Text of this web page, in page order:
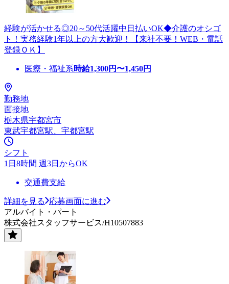
経験が活かせる◎20～50代活躍中日払いOK◆介護のオシゴ
ト！実務経験1年以上の方大歓迎！【来社不要！WEB・電話
登録ＯＫ】
医療・福祉系時給1,300円〜1,450円
勤務地
面接地
栃木県宇都宮市
東武宇都宮駅、宇都宮駅
シフト
1日8時間 週3日からOK
交通費支給
詳細を見る
応募画面に進む
アルバイト・パート
株式会社スタッフサービス/H10507883